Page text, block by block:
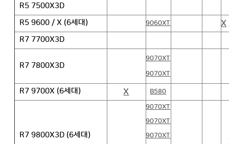
R5 7500X3D
R5 9600 / X (6세대) 9060XT X
R7 7700X3D
R7 7800X3D
9070XT
9070XT
R7 9700X (6세대) X B580
R7 9800X3D (6세대)
9070XT
9070XT
9070XT